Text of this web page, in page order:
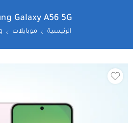
Galaxy A56 5G
الرئيسية موبايلات